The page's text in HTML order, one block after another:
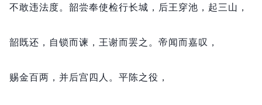
不敢违法度。 韶尝奉使检行长城， 后王穿池， 起三山，
韶既还， 自锁而谏， 王谢而罢之。 帝闻而嘉叹，
赐金百两， 并后宫四人。 平陈之役，